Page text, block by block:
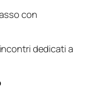
con
dedicati a